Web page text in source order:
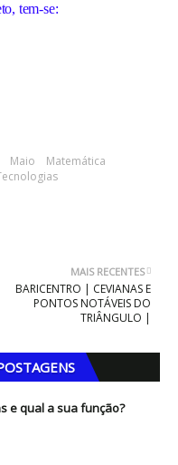
tem-se:
Maio
Matemática
MAIS RECENTES
BARICENTRO | CEVIANAS E
PONTOS NOTÁVEIS DO
TRIÂNGULO |
e qual a sua função?